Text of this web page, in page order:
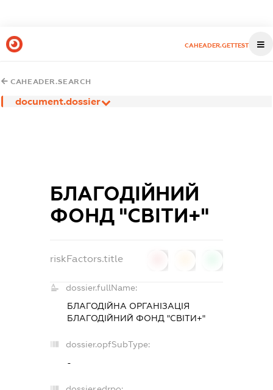
CAHEADER.GETTEST
CAHEADER.SEARCH
document.dossier
БЛАГОДІЙНИЙ
ФОНД "СВІТИ+"
riskFactors.title
dossier.fullName:
БЛАГОДІЙНА ОРГАНІЗАЦІЯ
БЛАГОДІЙНИЙ ФОНД "СВІТИ+"
dossier.opfSubType:
-